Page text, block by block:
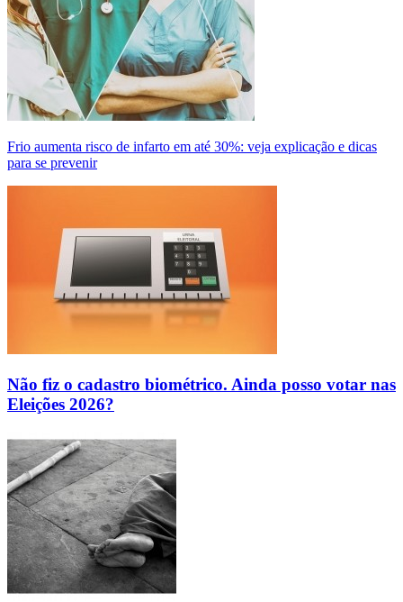
Frio aumenta risco de infarto em até 30%: veja explicação e dicas
para se prevenir
Não fiz o cadastro biométrico. Ainda posso votar nas
Eleições 2026?